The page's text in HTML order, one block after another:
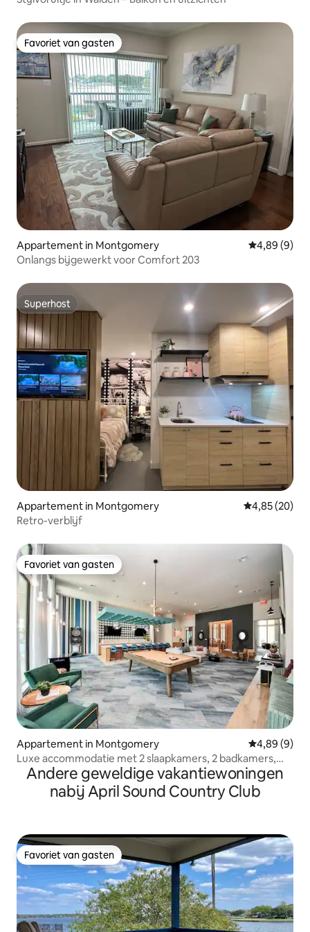
Favoriet van gasten
Favoriet van gasten
Appartement in Montgomery Gemiddelde
4,89 (9)
Onlangs bijgewerkt voor Comfort 203
Superhost
Superhost
Appartement in Montgomery Gemiddelde
4,85 (20)
Retro-verblijf
Favoriet van gasten
Favoriet van gasten
Appartement in Montgomery Gemiddelde
4,89 (9)
Luxe accommodatie met 2 slaapkamers, 2 badkamers,
kingsize bedden en snelle wifi in Houston
Andere geweldige vakantiewoningen
nabij April Sound Country Club
Favoriet van gasten
Favoriet van gasten